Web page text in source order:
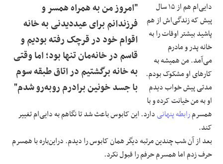
"امروز من به همراه همسر و
فرزندانم برای عیددیدنی به خانه
اقوام خود در قرچک رفته بودیم و
قاسم در خانه‌مان تنها بود؛ اما وقتی
به خانه برگشتیم در اتاق طبقه سوم
با جسد خونین برادرم روبه‌رو شدم"
دایی‌ام هم از ۱۵ سال
پیش که زندگی‌اش از هم
پاشید بیشتر اوقات را به
خانه پدر و مادرم
می‌آمد. من همیشه به
کارهای او مشکوک بودم.
مدتی پیش خواب دیدم
او به من خیانت کرده و با
همسرمرابطه پنهانیدارد. این کابوس باعث شد تا نگاهم به دایی‌ام تغییر
کند.
بعد از آن شب چندین مرتبه دیگر همان کابوس را دیدم. دراین‌باره با همسرم
حرف زدم اما همسرم حرفم را قبول نکرد.